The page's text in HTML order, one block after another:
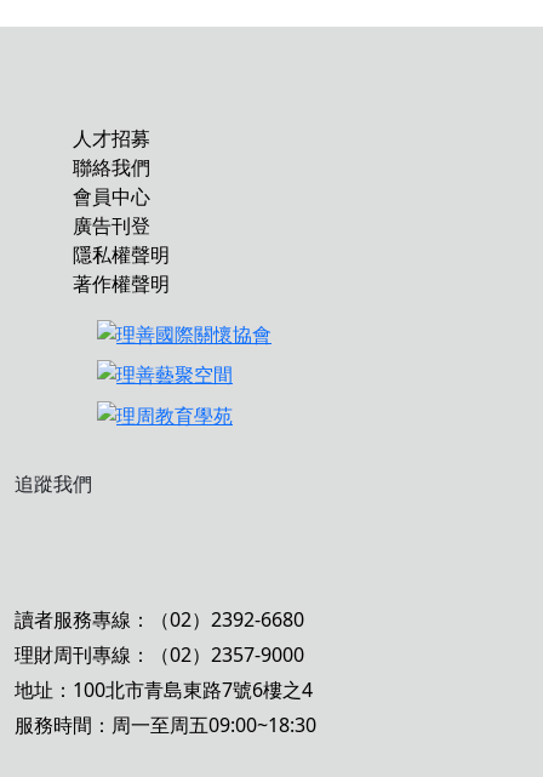
人才招募
聯絡我們
會員中心
廣告刊登
隱私權聲明
著作權聲明
追蹤我們
讀者服務專線：（02）2392-6680
理財周刊專線：（02）2357-9000
地址：100北市青島東路7號6樓之4
服務時間：周一至周五09:00~18:30